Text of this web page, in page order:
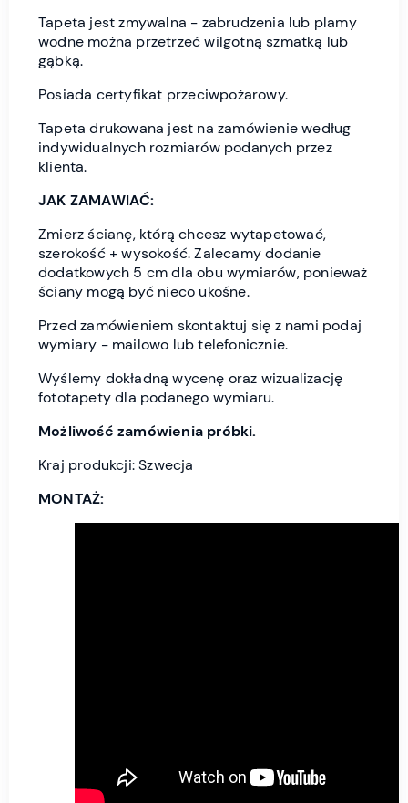
Tapeta jest zmywalna - zabrudzenia lub plamy
wodne można przetrzeć wilgotną szmatką lub
gąbką.
Posiada certyfikat przeciwpożarowy.
Tapeta drukowana jest na zamówienie według
indywidualnych rozmiarów podanych przez
klienta.
JAK ZAMAWIAĆ:
Zmierz ścianę, którą chcesz wytapetować,
szerokość + wysokość. Zalecamy dodanie
dodatkowych 5 cm dla obu wymiarów, ponieważ
ściany mogą być nieco ukośne.
Przed zamówieniem skontaktuj się z nami podaj
wymiary - mailowo lub telefonicznie.
Wyślemy dokładną wycenę oraz wizualizację
fototapety dla podanego wymiaru.
Możliwość zamówienia próbki.
Kraj produkcji: Szwecja
MONTAŻ: